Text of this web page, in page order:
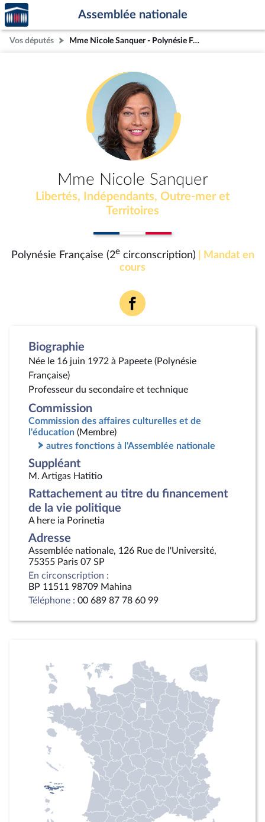
Aller au contenu
Aller en bas de la page
Accèder
à la
page
d'accueil
Assemblée nationale
Vos députés Mme Nicole Sanquer - Polynésie Française (2e circonscription)
Mme Nicole Sanquer
Libertés, Indépendants, Outre-mer et
Territoires
Polynésie Française (2ecirconscription)
| Mandat en
cours
Voir
la
Biographie
Née le 16 juin 1972 à Papeete (Polynésie
Française)
Professeur du secondaire et technique
Commission
Commission des affaires culturelles et de
l'éducation (Membre)
autres fonctions à l'Assemblée nationale
Suppléant
M. Artigas Hatitio
Rattachement au titre du financement
de la vie politique
A here ia Porinetia
Adresse
Assemblée nationale, 126 Rue de l'Université,
75355 Paris 07 SP
En circonscription :
BP 11511 98709 Mahina
Téléphone : 00 689 87 78 60 99